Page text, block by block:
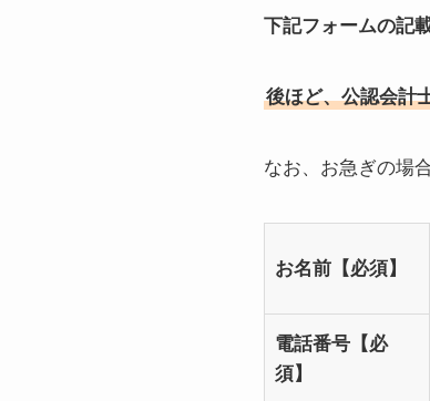
下記フォームの記
後ほど、公認会計
なお、お急ぎの場
お名前【必須】
電話番号【必
須】